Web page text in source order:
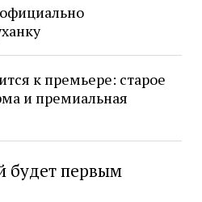
к премьере: старое
и премиальная
будет первым